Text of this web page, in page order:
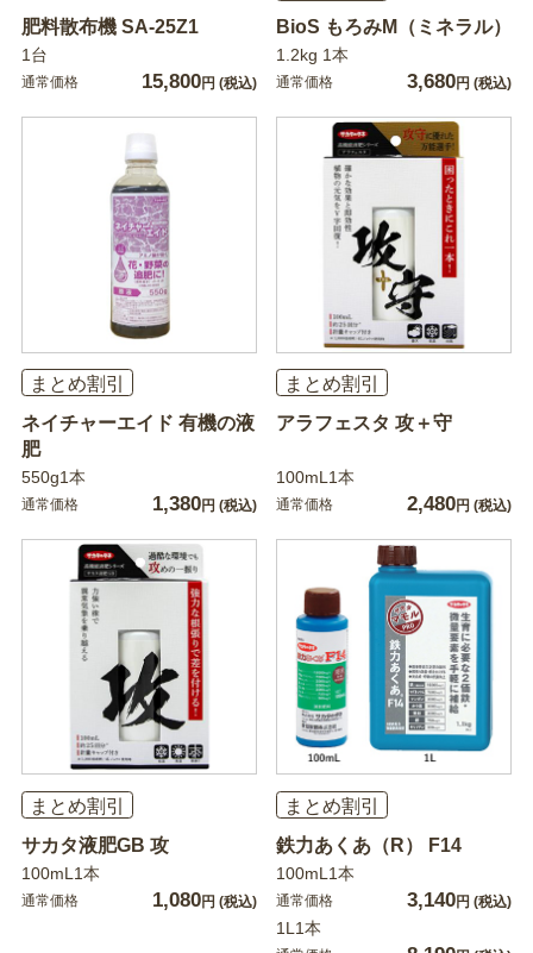
肥料散布機 SA-25Z1
1台
通常価格 15,800円 (税込)
BioS もろみM（ミネラル）
1.2kg 1本
通常価格 3,680円 (税込)
まとめ割引
ネイチャーエイド 有機の液
肥
550g1本
通常価格 1,380円 (税込)
まとめ割引
アラフェスタ 攻＋守
100mL1本
通常価格 2,480円 (税込)
まとめ割引
サカタ液肥GB 攻
100mL1本
通常価格 1,080円 (税込)
まとめ割引
鉄力あくあ（R） F14
100mL1本
通常価格 3,140円 (税込)
1L1本